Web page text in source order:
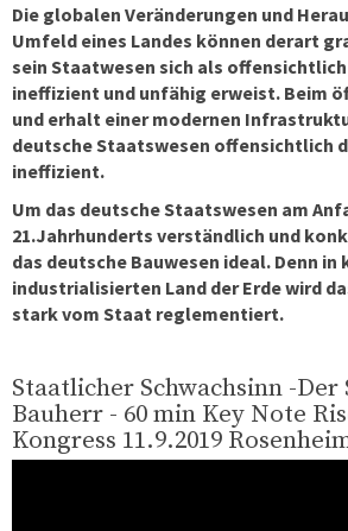
Die globalen Veränderungen und
Umfeld eines Landes können derart
sein Staatwesen sich als
ineffizient und unfähig erweist. Beim
und erhalt einer modernen
deutsche Staatswesen offensichtlich
ineffizient.
Um das deutsche Staatswesen am
21.Jahrhunderts verständlich und
das deutsche Bauwesen ideal. Denn in
industrialisierten Land der Erde wird
stark vom Staat reglementiert.
Staatlicher Schwachsinn -Der
Bauherr - 60 min Key Note
Kongress 11.9.2019